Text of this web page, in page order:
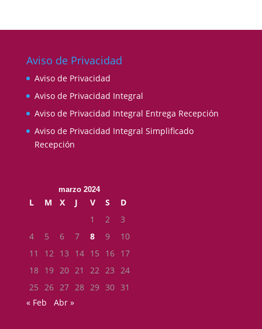
Aviso de Privacidad
Aviso de Privacidad
Aviso de Privacidad Integral
Aviso de Privacidad Integral Entrega Recepción
Aviso de Privacidad Integral Simplificado
Recepción
marzo 2024
L M X J V S
D
1
2
3
4
5 6 7 8 9
10
11
12 13 14 15 16 17
18 19 20 21 22 23 24
25 26 27 28 29 30 31
« Feb
Abr »